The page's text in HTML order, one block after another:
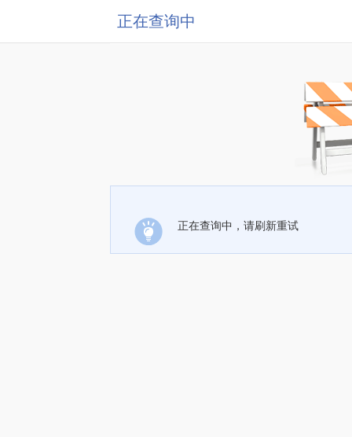
正在查询中
正在查询中，请刷新重试